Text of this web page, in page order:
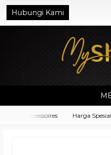
Hubungi Kami
Accessoires Harga Spesial